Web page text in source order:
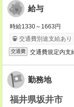
給与
時給1330～1663円
交通費別途支給あり
交通費 交通費規定内支
勤務地
福井県坂井市